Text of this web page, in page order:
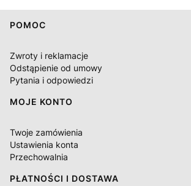
Linki w stopce
POMOC
Zwroty i reklamacje
Odstąpienie od umowy
Pytania i odpowiedzi
MOJE KONTO
Twoje zamówienia
Ustawienia konta
Przechowalnia
PŁATNOŚCI I DOSTAWA